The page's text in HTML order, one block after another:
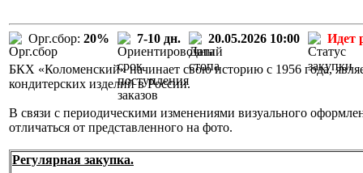
Орг.сбор: 20% 7-10 дн. 20.05.2026 10:00 Идет
БКХ «Коломенский» начинает свою историю с 1956 года,
кондитерских изделий в России.
В связи с периодическими изменениями визуального
отличаться от представленного на фото.
Регулярная закупка.